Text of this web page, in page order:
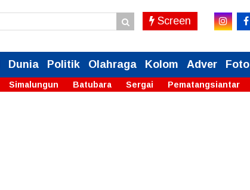
Screen
Dunia Politik Olahraga Kolom Adver Foto
Simalungun Batubara Sergai Pematangsiantar